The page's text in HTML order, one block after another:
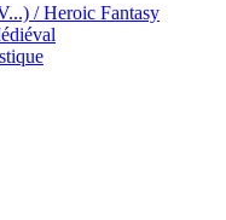
/ Heroic Fantasy